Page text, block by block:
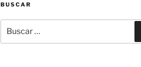
BUSCAR
por: